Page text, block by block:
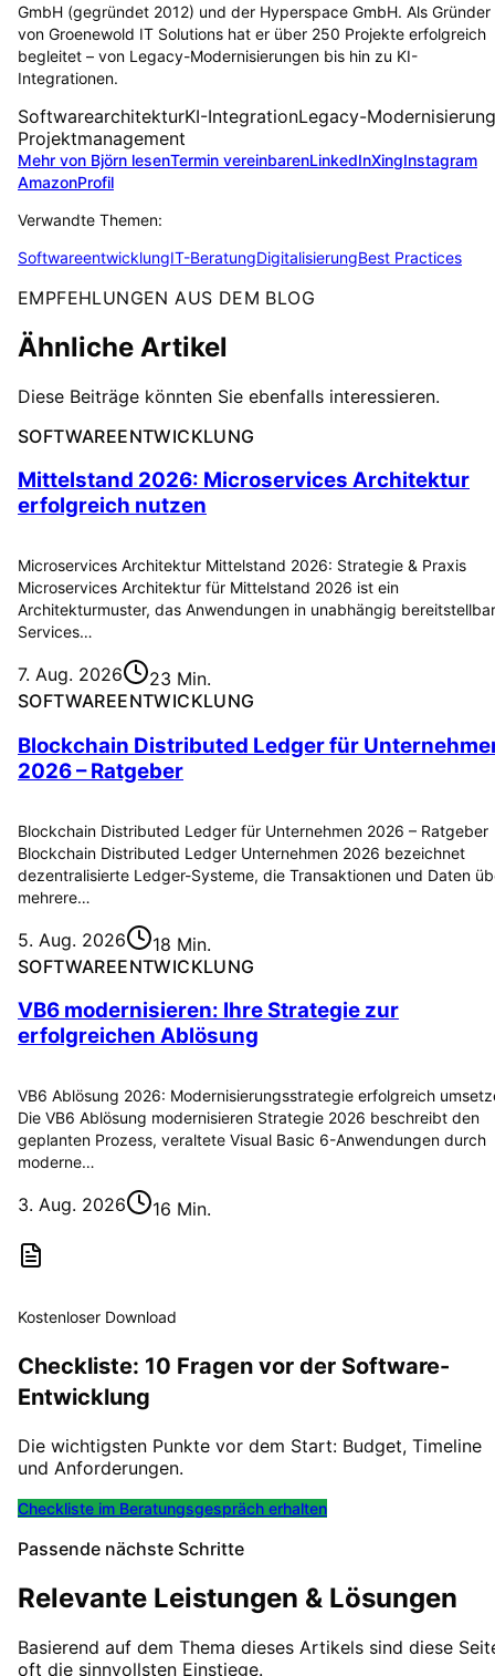
GmbH (gegründet 2012) und der Hyperspace GmbH. Als Gründer
von Groenewold IT Solutions hat er über 250 Projekte erfolgreich
begleitet – von Legacy-Modernisierungen bis hin zu KI-
Integrationen.
SoftwarearchitekturKI-IntegrationLegacy-Modernisierung
Projektmanagement
Mehr von Björn lesenTermin vereinbarenLinkedInXingInstagram
AmazonProfil
Verwandte Themen:
SoftwareentwicklungIT-BeratungDigitalisierungBest Practices
EMPFEHLUNGEN AUS DEM BLOG
Ähnliche Artikel
Diese Beiträge könnten Sie ebenfalls interessieren.
SOFTWAREENTWICKLUNG
Mittelstand 2026: Microservices Architektur
erfolgreich nutzen
Microservices Architektur Mittelstand 2026: Strategie & Praxis
Microservices Architektur für Mittelstand 2026 ist ein
Architekturmuster, das Anwendungen in unabhängig
Services…
7. Aug. 2026
23 Min.
SOFTWAREENTWICKLUNG
Blockchain Distributed Ledger für
2026 – Ratgeber
Blockchain Distributed Ledger für Unternehmen 2026 – Ratgeber
Blockchain Distributed Ledger Unternehmen 2026 bezeichnet
dezentralisierte Ledger-Systeme, die Transaktionen und Daten
mehrere…
5. Aug. 2026
18 Min.
SOFTWAREENTWICKLUNG
VB6 modernisieren: Ihre Strategie zur
erfolgreichen Ablösung
VB6 Ablösung 2026: Modernisierungsstrategie erfolgreich
Die VB6 Ablösung modernisieren Strategie 2026 beschreibt den
geplanten Prozess, veraltete Visual Basic 6-Anwendungen durch
moderne…
3. Aug. 2026 16 Min.
Kostenloser Download
Checkliste: 10 Fragen vor der Software-
Entwicklung
Die wichtigsten Punkte vor dem Start: Budget, Timeline
und Anforderungen.
Checkliste im Beratungsgespräch erhalten
Passende nächste Schritte
Relevante Leistungen & Lösungen
Basierend auf dem Thema dieses Artikels sind diese
oft die sinnvollsten Einstiege.